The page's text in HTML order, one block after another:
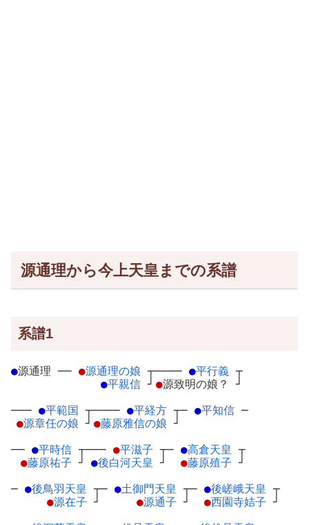
源通理から今上天皇までの系譜
系譜1
●源通理 ── ●源通理の娘 ┬
●平親信 ┘
──── ●平行義 ┬
●源致明の娘？ ┘
─── ●平範国 ┬
●源章任の娘 ┘
──── ●平経方 ┬
●藤原雅信の娘 ┘
─ ●平知信 ─
── ●平時信 ┬
●藤原祐子 ┘
─── ●平滋子 ┬
●後白河天皇 ┘
─ ●高倉天皇 ┬
●藤原殖子 ┘
─ ●後鳥羽天皇 ┬
●源在子 ┘
─ ●土御門天皇 ┬
●源通子 ┘
─ ●後嵯峨天皇 ┬
●西園寺姞子 ┘